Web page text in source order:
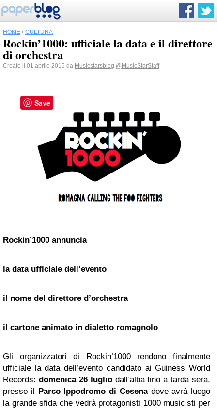
HOME › CULTURA
Rockin’1000: ufficiale la data e il direttore
di orchestra
Creato il 01 aprile 2015 da Musicstarsblog @MusicStarStaff
Rockin’1000 annuncia
la data ufficiale dell’evento
il nome del direttore d’orchestra
il cartone animato in dialetto romagnolo
Gli organizzatori di Rockin’1000 rendono finalmente
ufficiale la data dell’evento candidato ai Guiness World
Records: domenica 26 luglio dall’alba fino a tarda sera,
presso il Parco Ippodromo di Cesenadove avrà luogo
la grande sfida che vedrà protagonisti 1000 musicisti per
Save